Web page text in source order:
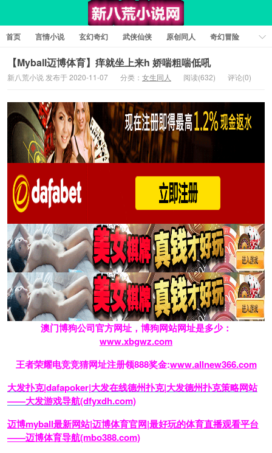
首页 言情小说 玄幻奇幻 武侠仙侠 原创同人
奇幻冒险
女性向小说
女生同人 情色工口 推理悬疑
日系小说
军事历史
短篇小说 科幻未来 经典文学 耽美小说
【Myball迈博体育】痒就坐上来h 娇喘粗喘低吼
新八荒小说 发布于 2020-11-07 分类： 女生同人 阅读(632) 评论(0)
澳门博狗公司官方网址，博狗网站网址是多少：
www.xbgwz.com
王者荣耀电竞竞猜网址注册领888奖金:www.allnew366.com
大发扑克|dafapoker|大发在线德州扑克|大发德州扑克策略网站
——大发游戏导航(dfyxdh.com)
迈博myball最新网站|迈博体育官网|最好玩的体育直播观看平台
——迈博体育导航(mbo388.com)